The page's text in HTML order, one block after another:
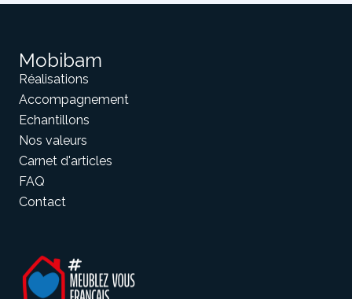
Mobibam
Réalisations
Accompagnement
Echantillons
Nos valeurs
Carnet d'articles
FAQ
Contact